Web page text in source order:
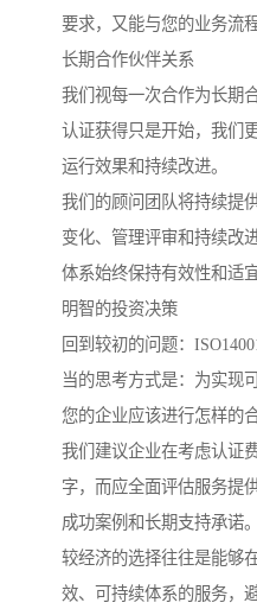
要求，又能与您的业务流
长期合作伙伴关系
我们视每一次合作为长期
认证获得只是开始，我们
运行效果和持续改进。
我们的顾问团队将持续提
变化、管理评审和持续改
体系始终保持有效性和适宜
明智的投资决策
回到较初的问题：
当的思考方式是：为实现
您的企业应该进行怎样的
我们建议企业在考虑认证
字，而应全面评估服务提
成功案例和长期支持承诺。
较经济的选择往往是能够
效、可持续体系的服务，